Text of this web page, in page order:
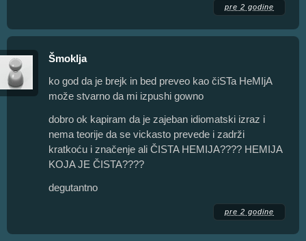
pre 2 godine
Šmoklja
ko god da je brejk in bed preveo kao čiSTa HeMIjA
može stvarno da mi izpushi gowno
dobro ok kapiram da je zajeban idiomatski izraz i
nema teorije da se vickasto prevede i zadrži
kratkoću i značenje ali ČISTA HEMIJA???? HEMIJA
KOJA JE ČISTA????
degutantno
pre 2 godine